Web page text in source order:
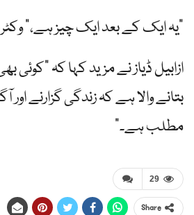
"یہ ایک کے بعد ایک چیز ہے،”
ازابیل ڈیاز نے مزید کہا کہ "کوئی
بتانے والا ہے کہ زندگی گزارنے اور
مطلب ہے۔”
29
Share